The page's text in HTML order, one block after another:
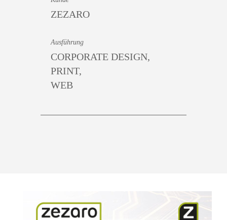
ZEZARO
Ausführung
CORPORATE DESIGN,
PRINT,
WEB